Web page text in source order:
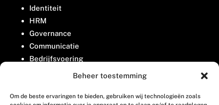
Beheer toestemming
Om de beste ervaringen te bieden, gebruiken wij technologieën zoals
Identiteit
HRM
Governance
Communicatie
Bedrijfsvoering
Belangenbehartiging